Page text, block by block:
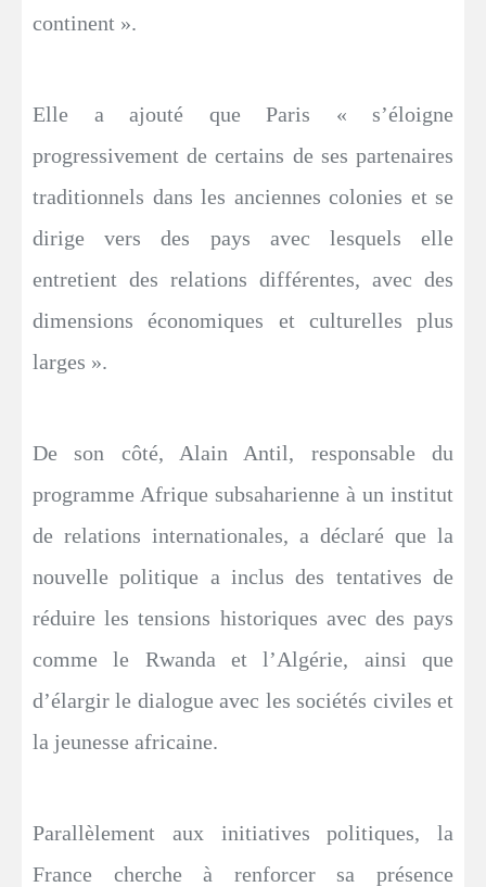
continent ».
Elle a ajouté que Paris « s’éloigne
progressivement de certains de ses partenaires
traditionnels dans les anciennes colonies et se
dirige vers des pays avec lesquels elle
entretient des relations différentes, avec des
dimensions économiques et culturelles plus
larges ».
De son côté, Alain Antil, responsable du
programme Afrique subsaharienne à un institut
de relations internationales, a déclaré que la
nouvelle politique a inclus des tentatives de
réduire les tensions historiques avec des pays
comme le Rwanda et l’Algérie, ainsi que
d’élargir le dialogue avec les sociétés civiles et
la jeunesse africaine.
Parallèlement aux initiatives politiques, la
France cherche à renforcer sa présence